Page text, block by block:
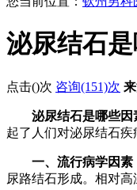
泌尿结石
点击()次 咨询(151)次
泌尿结石是哪些因
起了人们对泌尿结石
一、流行病学因素
尿路结石形成。相对